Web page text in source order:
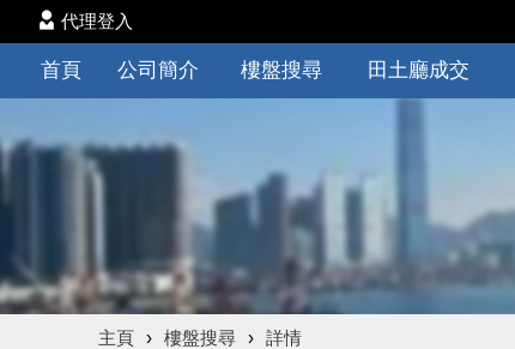
代理登入
首頁 公司簡介 樓盤搜尋 田土廳成交
主頁 › 樓盤搜尋 › 詳情